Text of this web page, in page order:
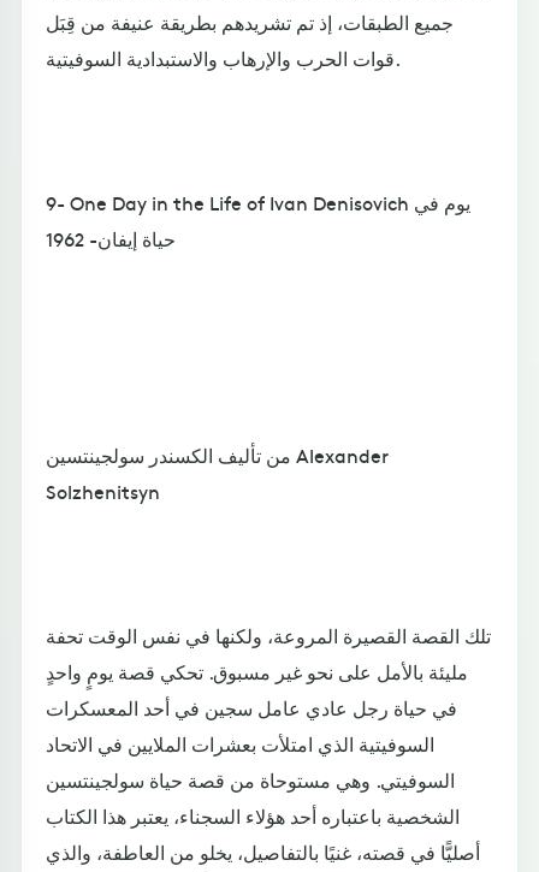
جميع الطبقات، إذ تم تشريدهم بطريقة عنيفة من قِبَل
قوات الحرب والإرهاب والاستبدادية السوفيتية.
9- One Day in the Life of Ivan Denisovich يوم في
حياة إيفان- 1962
من تأليف الكسندر سولجينتسين Alexander
Solzhenitsyn
تلك القصة القصيرة المروعة، ولكنها في نفس الوقت تحفة
مليئة بالأمل على نحو غير مسبوق. تحكي قصة يومٍ واحدٍ
في حياة رجل عادي عامل سجين في أحد المعسكرات
السوفيتية الذي امتلأت بعشرات الملايين في الاتحاد
السوفيتي. وهي مستوحاة من قصة حياة سولجينتسين
الشخصية باعتباره أحد هؤلاء السجناء، يعتبر هذا الكتاب
أصليًّا في قصته، غنيًا بالتفاصيل، يخلو من العاطفة، والذي